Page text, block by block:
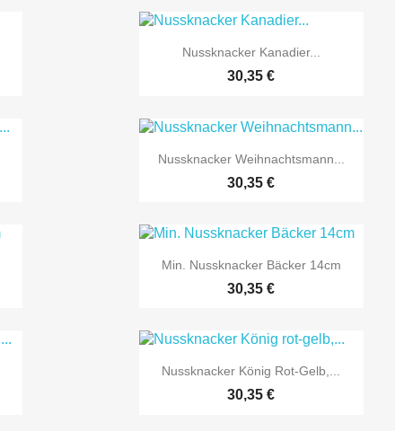
 Vorschau
Nussknacker Kanadier...
30,35 €
 Vorschau
Nussknacker Weihnachtsmann...
30,35 €
 Vorschau
Min. Nussknacker Bäcker 14cm
30,35 €
 Vorschau
Nussknacker König Rot-Gelb,...
30,35 €